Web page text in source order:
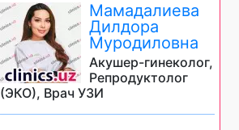
Мамадалиева
Дилдора
Муродиловна
Акушер-гинеколог,
Репродуктолог
(ЭКО), Врач УЗИ